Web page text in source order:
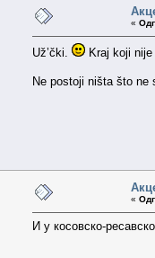
«
Už’čki. Kraj koji
Ne postoji ništa što ne
«
И у косовско-